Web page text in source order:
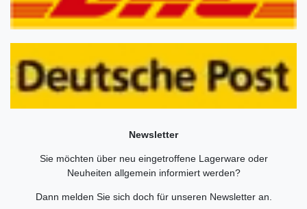
Newsletter
Sie möchten über neu eingetroffene Lagerware oder
Neuheiten allgemein informiert werden?
Dann melden Sie sich doch für unseren Newsletter an.